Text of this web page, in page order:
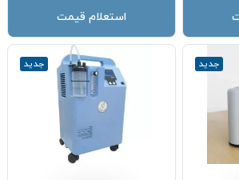
استعلام قیمت
جدید جدید